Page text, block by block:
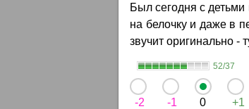
Был сегодня с
на белочку и даже в
звучит оригинально -
52/37
-2 -1 0 +1